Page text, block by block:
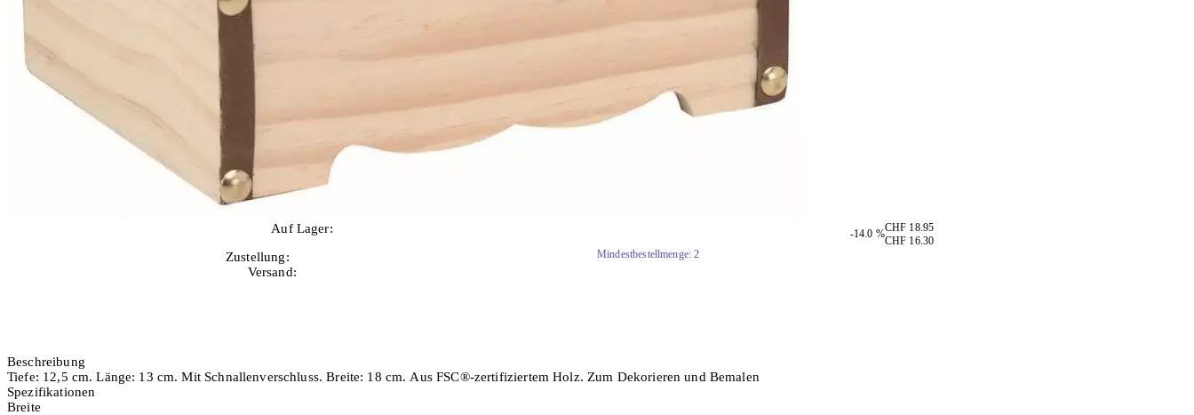
Auf Lager:
Zustellung:
Versand:
-14.0 %
CHF 18.95
CHF 16.30
Mindestbestellmenge: 2
Beschreibung
Tiefe: 12,5 cm. Länge: 13 cm. Mit Schnallenverschluss. Breite: 18 cm. Aus FSC®-zertifiziertem Holz. Zum Dekorieren und Bemalen
Spezifikationen
Breite